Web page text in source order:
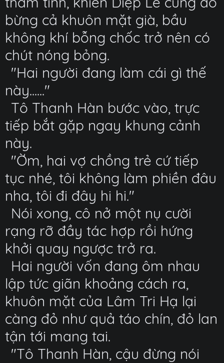
bừng cả khuôn mặt già, bầu
không khí bỗng chốc trở nên có
chút nóng bỏng.
"Hai người đang làm cái gì thế
này......"
Tô Thanh Hàn bước vào, trực
tiếp bắt gặp ngay khung cảnh
này.
"Ờm, hai vợ chồng trẻ cứ tiếp
tục nhé, tôi không làm phiền đâu
nha, tôi đi đây hi hi."
Nói xong, cô nở một nụ cười
rạng rỡ đầy tác hợp rồi hứng
khởi quay ngược trở ra.
Hai người vốn đang ôm nhau
lập tức giãn khoảng cách ra,
khuôn mặt của Lâm Tri Hạ lại
càng đỏ như quả táo chín, đỏ lan
tận tới mang tai.
"Tô Thanh Hàn, cậu đừng nói